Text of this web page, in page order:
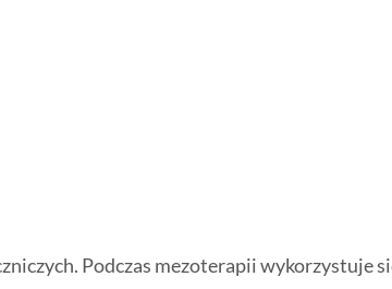
Podczas mezoterapii wykorzystuje